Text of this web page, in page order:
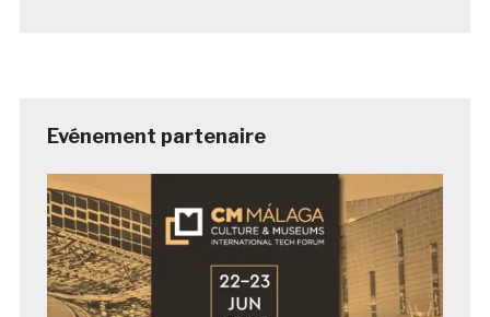
Evénement partenaire